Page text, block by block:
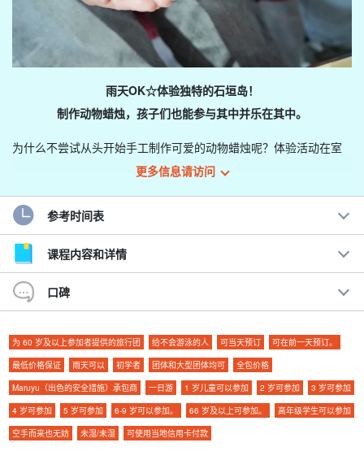
雨天OK☆体验独特的石垣岛！
制作动物蜡烛，孩子们也能参与其中并乐在其中。
为什么不尝试从头开始手工制作可爱的动物蜡烛呢？体验活动在室
内举行，因此无论天气如何都可以进行。
您可以根据自己的想法，自由地享受制作独特蜡烛的乐趣！
建议用于
◆ 给那些想在雨天找点乐子的人。
◆ 为孩子们带来有趣的体验。
◆ 送给想制作礼物或纪念品的人。
◆ 儿童协会活动和学校活动。
也欢迎石垣岛居民参加。☆.
更多信息请访问
参考时间表
课程内容和详情
口碑
为 60 岁及以上参加者提供的旅行团 给不会游泳的人 可当天预订
可在前一天预订。
最低价格保证
雨天可以 初学者 团体和大型团体均可
全包价格
Maruyu（出色的安全措施）承包商
一日游 1 岁儿童可以参加 2 岁可参加
3 岁可参加
4 岁可参加
5 岁可参加 6-9 岁可以参加。 66 岁及以上可参加。
高年级学生可以参加
空手而来也无妨
未湿/未湿 可使用当地信用卡付款